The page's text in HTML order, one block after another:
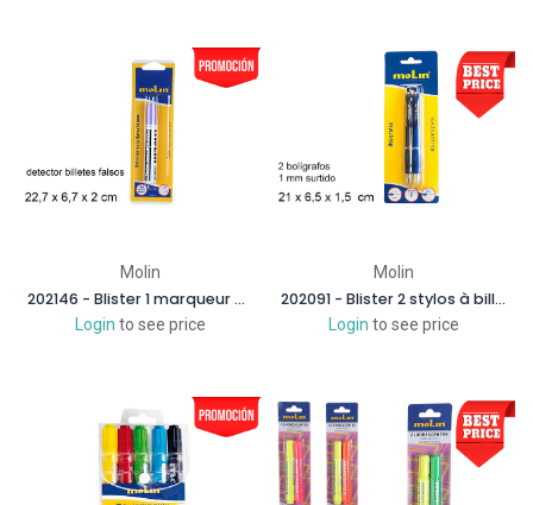
Molin
202146 - Blister 1 marqueur permanent bleu
Login to see price
Molin
202091 - Blister 2 stylos à bille rétractables assortis 1 mm
Login to see price